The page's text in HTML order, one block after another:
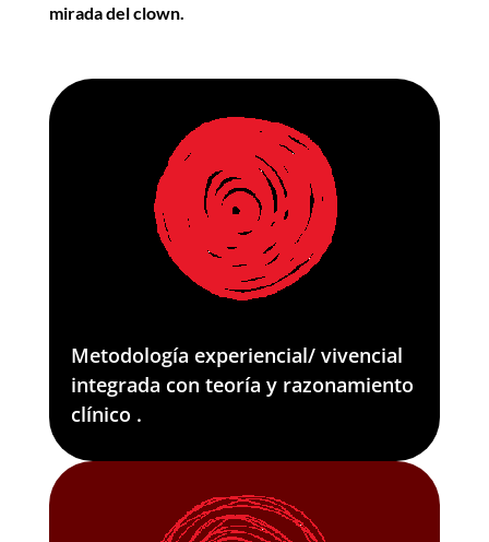
mirada del clown.
Metodología experiencial/ vivencial
integrada con teoría y razonamiento
clínico .